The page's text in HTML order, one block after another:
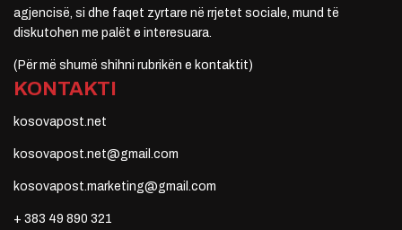
agjencisë, si dhe faqet zyrtare në rrjetet sociale, mund të
diskutohen me palët e interesuara.
(Për më shumë shihni rubrikën e kontaktit)
KONTAKTI
kosovapost.net
kosovapost.net@gmail.com
kosovapost.marketing@gmail.com
+ 383 49 890 321